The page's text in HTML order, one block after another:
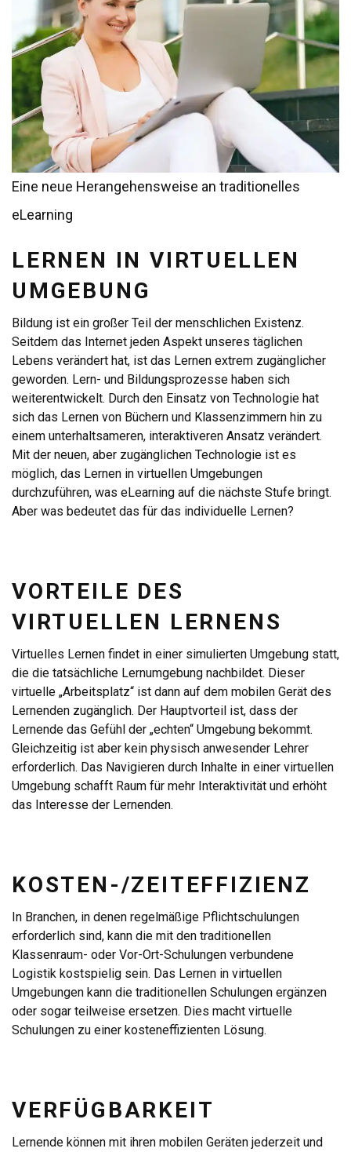
Eine neue Herangehensweise an traditionelles
eLearning
LERNEN IN VIRTUELLEN
UMGEBUNG
Bildung ist ein großer Teil der menschlichen Existenz.
Seitdem das Internet jeden Aspekt unseres täglichen
Lebens verändert hat, ist das Lernen extrem zugänglicher
geworden. Lern- und Bildungsprozesse haben sich
weiterentwickelt. Durch den Einsatz von Technologie hat
sich das Lernen von Büchern und Klassenzimmern hin zu
einem unterhaltsameren, interaktiveren Ansatz verändert.
Mit der neuen, aber zugänglichen Technologie ist es
möglich, das Lernen in virtuellen Umgebungen
durchzuführen, was eLearning auf die nächste Stufe bringt.
Aber was bedeutet das für das individuelle Lernen?
VORTEILE DES
VIRTUELLEN LERNENS
Virtuelles Lernen findet in einer simulierten Umgebung statt,
die die tatsächliche Lernumgebung nachbildet. Dieser
virtuelle „Arbeitsplatz“ ist dann auf dem mobilen Gerät des
Lernenden zugänglich. Der Hauptvorteil ist, dass der
Lernende das Gefühl der „echten“ Umgebung bekommt.
Gleichzeitig ist aber kein physisch anwesender Lehrer
erforderlich. Das Navigieren durch Inhalte in einer virtuellen
Umgebung schafft Raum für mehr Interaktivität und erhöht
das Interesse der Lernenden.
KOSTEN-/ZEITEFFIZIENZ
In Branchen, in denen regelmäßige Pflichtschulungen
erforderlich sind, kann die mit den traditionellen
Klassenraum- oder Vor-Ort-Schulungen verbundene
Logistik kostspielig sein. Das Lernen in virtuellen
Umgebungen kann die traditionellen Schulungen ergänzen
oder sogar teilweise ersetzen. Dies macht virtuelle
Schulungen zu einer kosteneffizienten Lösung.
VERFÜGBARKEIT
Lernende können mit ihren mobilen Geräten jederzeit und